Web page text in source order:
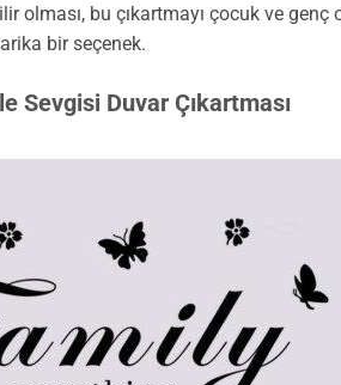
olması, bu çıkartmayı çocuk ve
bir seçenek.
Sevgisi Duvar Çıkartması